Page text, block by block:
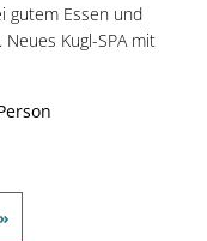
gutem Essen und
Kugl-SPA mit